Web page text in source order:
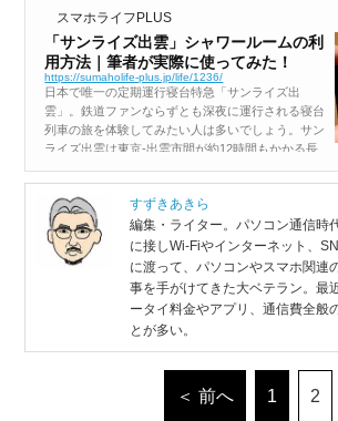
スマホライフPLUS
「サンライズ出雲」シャワールームの利
用方法｜筆者が実際に使ってみた！
https://sumaholife-plus.jp/life/1236/
日本で唯一の定期運行寝台特急「サンライズ出
雲」。鉄道ファンならずとも深夜に運行される寝台
列車の旅を体験してみたい人は多いでしょう。サン
ライズ出雲は東京-出雲市間が約12時間もかかる長
存じでしょうか？ しかし、シャワーカード...
すずきあきら
編集・ライター。パソコン通信時
に接しWi-Fiやインターネット、
に渡って、パソコンやスマホ関連
事を手がけてきた大ベテラン。最
ータイ料金やアプリ、通信費全般
とが多い。
＜ 前へ 1 2